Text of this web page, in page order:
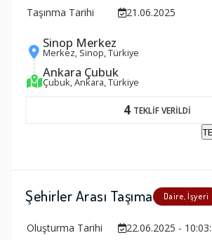
Taşınma Tarihi
21.06.2025
Sinop Merkez
Merkez, Sinop, Türkiye
Ankara Çubuk
Çubuk, Ankara, Türkiye
4 TEKLİF VERİLDİ
Şehirler Arası Taşıma Daire, İşyeri
Oluşturma Tarihi
22.06.2025 -